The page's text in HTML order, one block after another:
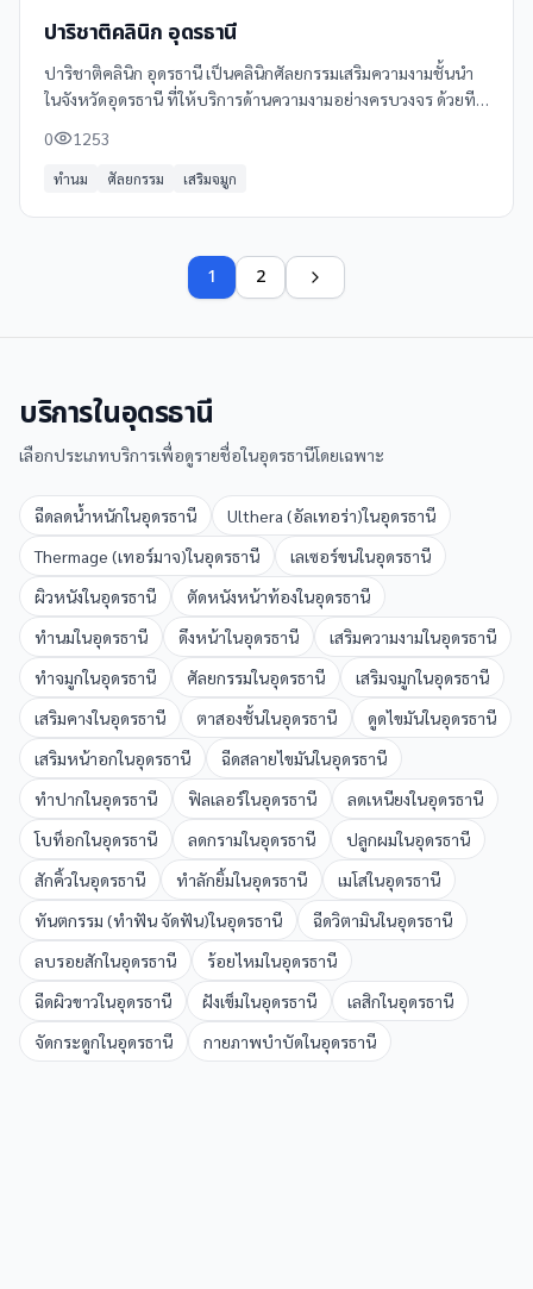
ปาริชาติคลินิก อุดรธานี
ปาริชาติคลินิก อุดรธานี เป็นคลินิกศัลยกรรมเสริมความงามชั้นนำ
ในจังหวัดอุดรธานี ที่ให้บริการด้านความงามอย่างครบวงจร ด้วยทีม
0 1253
ทำนม ศัลยกรรม เสริมจมูก
1 2
บริการในอุดรธานี
เลือกประเภทบริการเพื่อดูรายชื่อในอุดรธานีโดยเฉพาะ
ฉีดลดน้ำหนักในอุดรธานี Ulthera (อัลเทอร่า)ในอุดรธานี
Thermage (เทอร์มาจ)ในอุดรธานี เลเซอร์ขนในอุดรธานี
ผิวหนังในอุดรธานี ตัดหนังหน้าท้องในอุดรธานี
ทำนมในอุดรธานี ดึงหน้าในอุดรธานี เสริมความงามในอุดรธานี
ทำจมูกในอุดรธานี ศัลยกรรมในอุดรธานี เสริมจมูกในอุดรธานี
เสริมคางในอุดรธานี ตาสองชั้นในอุดรธานี ดูดไขมันในอุดรธานี
เสริมหน้าอกในอุดรธานี ฉีดสลายไขมันในอุดรธานี
ทำปากในอุดรธานี ฟิลเลอร์ในอุดรธานี ลดเหนียงในอุดรธานี
โบท็อกในอุดรธานี ลดกรามในอุดรธานี ปลูกผมในอุดรธานี
สักคิ้วในอุดรธานี ทำลักยิ้มในอุดรธานี เมโสในอุดรธานี
ทันตกรรม (ทำฟัน จัดฟัน)ในอุดรธานี ฉีดวิตามินในอุดรธานี
ลบรอยสักในอุดรธานี ร้อยไหมในอุดรธานี
ฉีดผิวขาวในอุดรธานี ฝังเข็มในอุดรธานี เลสิกในอุดรธานี
จัดกระดูกในอุดรธานี กายภาพบำบัดในอุดรธานี